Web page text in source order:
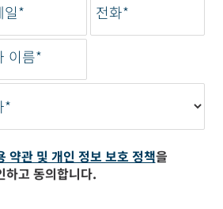
일* 전화*
이름*
*
약관 및 개인 정보 보호 정책을
하고 동의합니다.